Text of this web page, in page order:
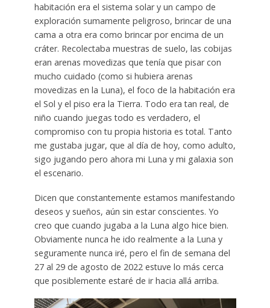
habitación era el sistema solar y un campo de
exploración sumamente peligroso, brincar de una
cama a otra era como brincar por encima de un
cráter. Recolectaba muestras de suelo, las cobijas
eran arenas movedizas que tenía que pisar con
mucho cuidado (como si hubiera arenas
movedizas en la Luna), el foco de la habitación era
el Sol y el piso era la Tierra. Todo era tan real, de
niño cuando juegas todo es verdadero, el
compromiso con tu propia historia es total. Tanto
me gustaba jugar, que al día de hoy, como adulto,
sigo jugando pero ahora mi Luna y mi galaxia son
el escenario.
Dicen que constantemente estamos manifestando
deseos y sueños, aún sin estar conscientes. Yo
creo que cuando jugaba a la Luna algo hice bien.
Obviamente nunca he ido realmente a la Luna y
seguramente nunca iré, pero el fin de semana del
27 al 29 de agosto de 2022 estuve lo más cerca
que posiblemente estaré de ir hacia allá arriba.